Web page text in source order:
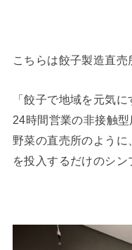
こちらは餃子製造直売
「餃子で地域を元気
24時間営業の非接触型
野菜の直売所のよう
を投入するだけのシン